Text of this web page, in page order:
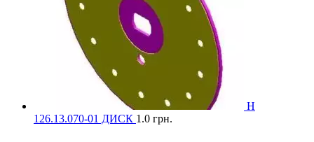
Н
126.13.070-01 ДИСК 1.0 грн.